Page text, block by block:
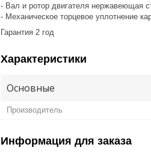
- Вал и ротор двигателя нержавеющая
- Механическое торцевое уплотнение
Гарантия 2 год
Характеристики
Основные
Производитель
Информация для заказа